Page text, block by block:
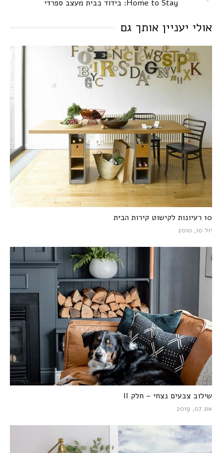
Home to Stay: בידוד בבית מעצב ספרדי
אולי יעניין אותך גם
10 רעיונות לקישוט קירות הבית
יול 10, 2010
שילוב צבעים נצחי – חלק II
אוג 07, 2019